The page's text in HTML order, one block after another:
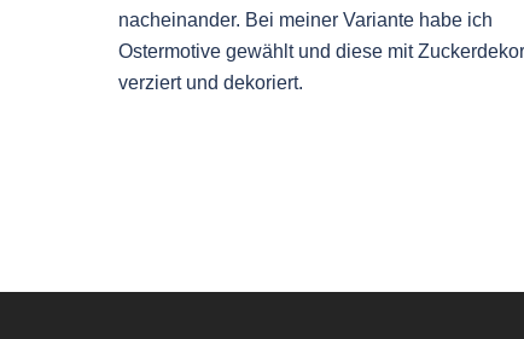
nacheinander. Bei meiner Variante habe ich
Ostermotive gewählt und diese mit Zuckerdekor
verziert und dekoriert.